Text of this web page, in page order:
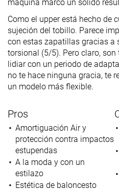
máquina marcó un sólido
Como el upper está hecho de
sujeción del tobillo. Parece
con estas zapatillas gracias a
torsional (5/5). Pero claro,
lidiar con un periodo de
no te hace ninguna gracia, te
un modelo más flexible.
Pros
Amortiguación Air y
protección contra impactos
estupendas
A la moda y con un
estilazo
Estética de baloncesto